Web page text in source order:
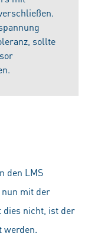
sollte
den LMS
mit der
dies nicht, ist der
werden.